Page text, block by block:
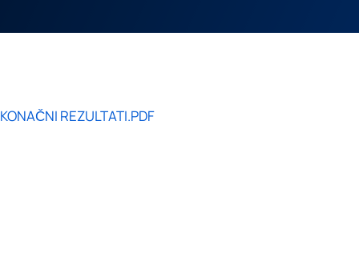
KONAČNI REZULTATI.PDF